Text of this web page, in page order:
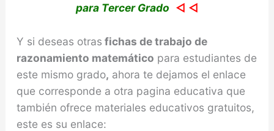
para Tercer Grado ◁ ◁
Y si deseas otras fichas de trabajo de
razonamiento matemático para estudiantes de
este mismo grado, ahora te dejamos el enlace
que corresponde a otra pagina educativa que
también ofrece materiales educativos gratuitos,
este es su enlace: